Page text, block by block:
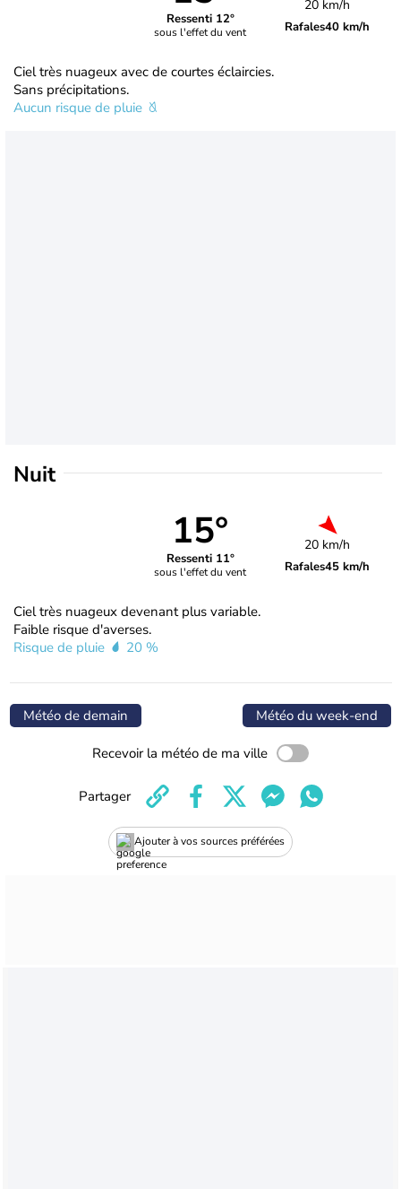
Ressenti 12°
sous l'effet du vent
20 km/h
Rafales40 km/h
Ciel très nuageux avec de courtes éclaircies.
Sans précipitations.
Aucun risque de pluie
Nuit
15°
Ressenti 11°
sous l'effet du vent
20 km/h
Rafales45 km/h
Ciel très nuageux devenant plus variable.
Faible risque d'averses.
Risque de pluie
20 %
Météo de demain Météo du week-end
Recevoir la météo de ma ville
Ajouter à vos sources préférées
Partager